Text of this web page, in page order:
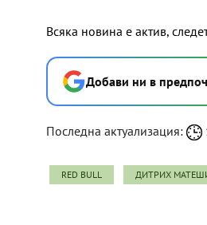
Всяка новина е актив,
Добави ни в
Последна актуализация:
RED BULL ДИТРИХ